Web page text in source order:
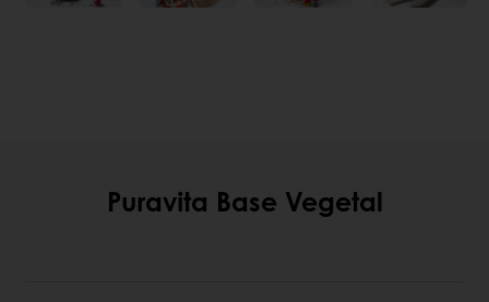
Puravita Base Vegetal